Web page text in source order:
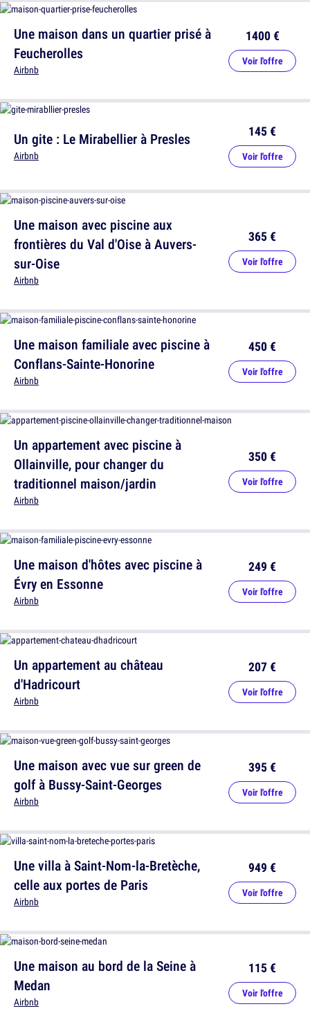
Un gite : Le Mirabellier à Presles
Airbnb
145 €
Voir l'offre
Une maison familiale avec piscine à
Conflans-Sainte-Honorine
Airbnb
450 €
Voir l'offre
Une maison d'hôtes avec piscine à
Évry en Essonne
Airbnb
249 €
Voir l'offre
Une maison avec vue sur green de
golf à Bussy-Saint-Georges
Airbnb
395 €
Voir l'offre
Une maison au bord de la Seine à
Medan
Airbnb
115 €
Voir l'offre
Une maison dans un quartier prisé à
Feucherolles
Airbnb
1400 €
Voir l'offre
Une maison avec piscine aux
frontières du Val d'Oise à Auvers-
sur-Oise
Airbnb
365 €
Voir l'offre
Un appartement avec piscine à
Ollainville, pour changer du
traditionnel maison/jardin
Airbnb
350 €
Voir l'offre
Un appartement au château
d'Hadricourt
Airbnb
207 €
Voir l'offre
Une villa à Saint-Nom-la-Bretèche,
celle aux portes de Paris
Airbnb
949 €
Voir l'offre